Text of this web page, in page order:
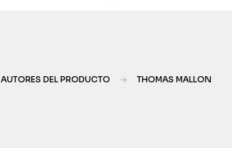
AUTORES DEL PRODUCTO THOMAS MALLON